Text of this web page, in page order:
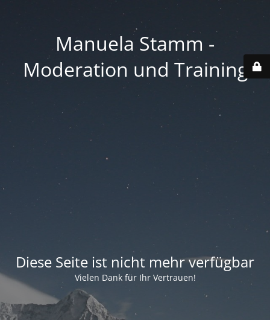
Manuela Stamm -
Moderation und Training
Diese Seite ist nicht mehr verfügbar
Vielen Dank für Ihr Vertrauen!